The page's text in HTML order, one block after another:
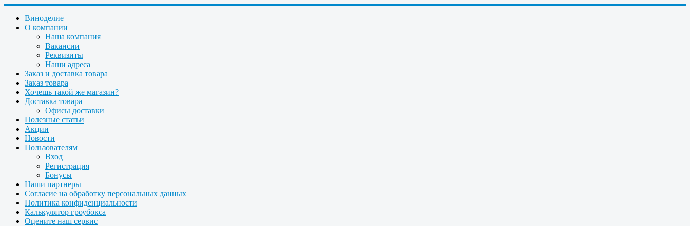
Виноделие
О компании
Наша компания
Вакансии
Реквизиты
Наши адреса
Заказ и доставка товара
Заказ товара
Хочешь такой же магазин?
Доставка товара
Офисы доставки
Полезные статьи
Акции
Новости
Пользователям
Вход
Регистрация
Бонусы
Наши партнеры
Согласие на обработку персональных данных
Политика конфиденциальности
Калькулятор гроубокса
Оцените наш сервис